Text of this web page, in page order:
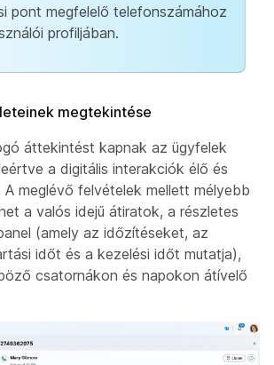
pont megfelelő telefonszámához
profiljában.
megtekintése
áttekintést kapnak az ügyfelek
a digitális interakciók élő és
meglévő felvételek mellett mélyebb
a valós idejű átiratok, a részletes
(amely az időzítéseket, az
időt és a kezelési időt mutatja),
csatornákon és napokon átívelő